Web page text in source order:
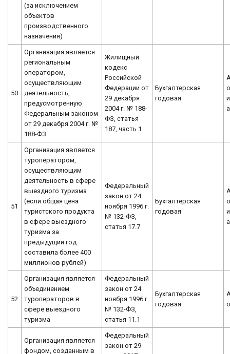
(за исключением
объектов
производственного
назначения)
50
Организация является
региональным
оператором,
осуществляющим
деятельность,
предусмотренную
Федеральным законом
от 29 декабря 2004 г. №
188-ФЗ
Жилищный
кодекс
Российской
Федерации от
29 декабря
2004 г. № 188-
ФЗ, статья
187, часть 1
Бухгалтерская
годовая
51
Организация является
туроператором,
осуществляющим
деятельность в сфере
выездного туризма
(если общая цена
туристского продукта
в сфере выездного
туризма за
предыдущий год
составила более 400
миллионов рублей)
Федеральный
закон от 24
ноября 1996 г.
№ 132-ФЗ,
статья 17.7
Бухгалтерская
годовая
52
Организация является
объединением
туроператоров в
сфере выездного
туризма
Федеральный
закон от 24
ноября 1996 г.
№ 132-ФЗ,
статья 11.1
Бухгалтерская
годовая
Организация является
фондом, созданным в
Федеральный
закон от 29